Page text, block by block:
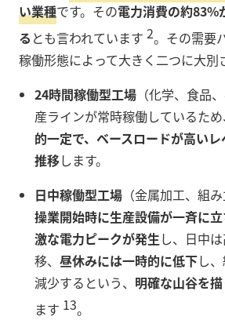
い業種です。その電力消費の約83%
る とも言われています 2。その需要
稼働形態によって大きく二つに大別
24時間稼働型工場 （化学、食品
産ラインが常時稼働しているため
的一定で、ベースロードが高い
推移します。
日中稼働型工場 （金属加工、組
操業開始時に生産設備が一斉に
激な電力ピークが発生し、日中
移、 昼休みには一時的に低下し
減少するという、 明確な山谷を
ます 13。